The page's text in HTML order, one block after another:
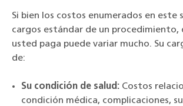
Si bien los costos enumerados en este
cargos estándar de un procedimiento,
usted paga puede variar mucho. Su
de:
Su condición de salud: Costos
condición médica, complicaciones,